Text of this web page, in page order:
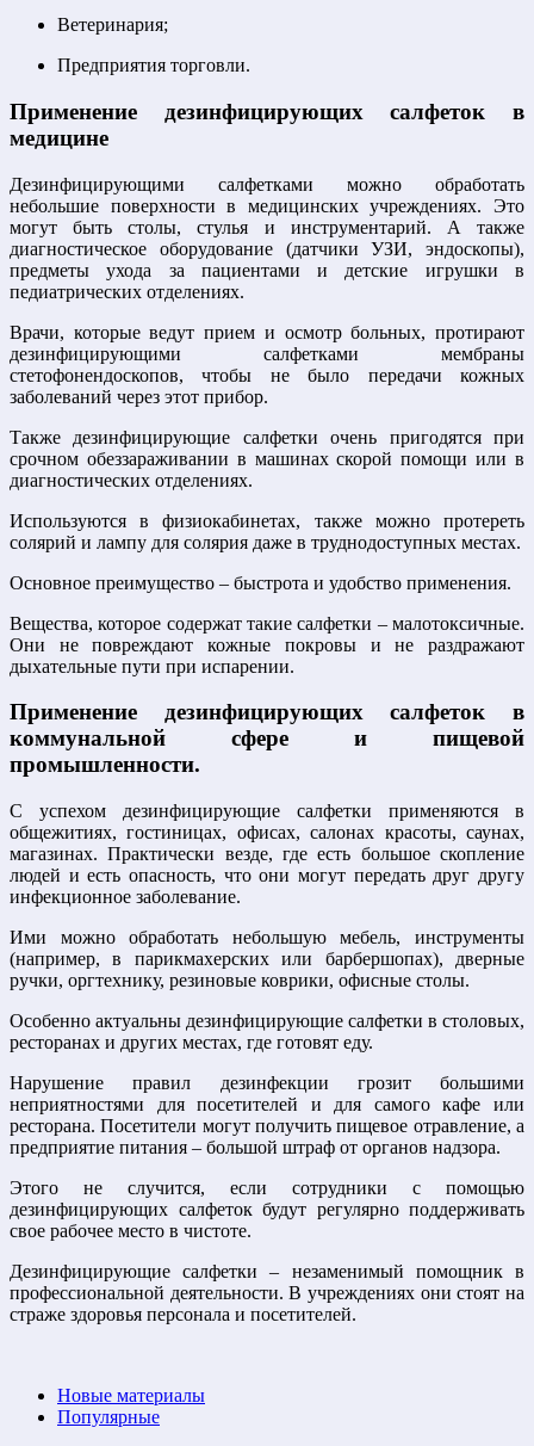
Ветеринария;
Предприятия торговли.
Применение дезинфицирующих салфеток в
медицине
Дезинфицирующими салфетками можно обработать
небольшие поверхности в медицинских учреждениях. Это
могут быть столы, стулья и инструментарий. А также
диагностическое оборудование (датчики УЗИ, эндоскопы),
предметы ухода за пациентами и детские игрушки в
педиатрических отделениях.
Врачи, которые ведут прием и осмотр больных, протирают
дезинфицирующими салфетками мембраны
стетофонендоскопов, чтобы не было передачи кожных
заболеваний через этот прибор.
Также дезинфицирующие салфетки очень пригодятся при
срочном обеззараживании в машинах скорой помощи или в
диагностических отделениях.
Используются в физиокабинетах, также можно протереть
солярий и лампу для солярия даже в труднодоступных местах.
Основное преимущество – быстрота и удобство применения.
Вещества, которое содержат такие салфетки – малотоксичные.
Они не повреждают кожные покровы и не раздражают
дыхательные пути при испарении.
Применение дезинфицирующих салфеток в
коммунальной сфере и пищевой
промышленности.
С успехом дезинфицирующие салфетки применяются в
общежитиях, гостиницах, офисах, салонах красоты, саунах,
магазинах. Практически везде, где есть большое скопление
людей и есть опасность, что они могут передать друг другу
инфекционное заболевание.
Ими можно обработать небольшую мебель, инструменты
(например, в парикмахерских или барбершопах), дверные
ручки, оргтехнику, резиновые коврики, офисные столы.
Особенно актуальны дезинфицирующие салфетки в столовых,
ресторанах и других местах, где готовят еду.
Нарушение правил дезинфекции грозит большими
неприятностями для посетителей и для самого кафе или
ресторана. Посетители могут получить пищевое отравление, а
предприятие питания – большой штраф от органов надзора.
Этого не случится, если сотрудники с помощью
дезинфицирующих салфеток будут регулярно поддерживать
свое рабочее место в чистоте.
Дезинфицирующие салфетки – незаменимый помощник в
профессиональной деятельности. В учреждениях они стоят на
страже здоровья персонала и посетителей.
Новые материалы
Популярные